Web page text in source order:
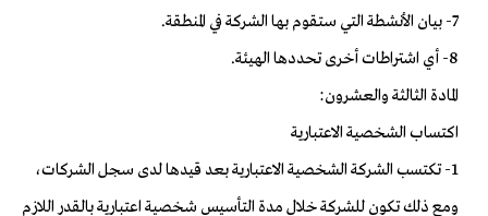
7- بيان الأنشطة التي ستقوم بها الشركة في المنطقة.
8- أي اشتراطات أخرى تحددها الهيئة.
المادة الثالثة والعشرون:
اكتساب الشخصية الاعتبارية
1- تكتسب الشركة الشخصية الاعتبارية بعد قيدها لدى سجل الشركات،
ومع ذلك تكون للشركة خلال مدة التأسيس شخصية اعتبارية بالقدر اللازم